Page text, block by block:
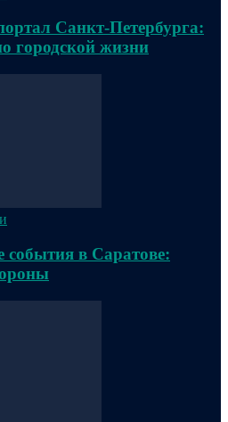
Санкт-Петербурга:
городской жизни
события в Саратове: